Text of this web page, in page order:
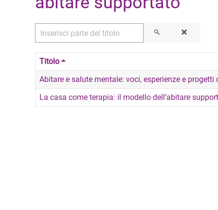
Inserisci parte del titolo
Titolo
Abitare e salute mentale: voci, esperienze e
La casa come terapia: il modello dell’abitare